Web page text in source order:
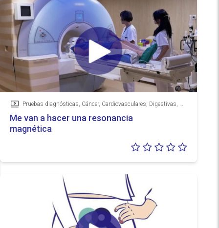
Vídeo
Pruebas diagnósticas, Cáncer, Cardiovasculares, Digestivas, Músculo-esqueléticas, Neurológicas
Me van a hacer una resonancia
magnética